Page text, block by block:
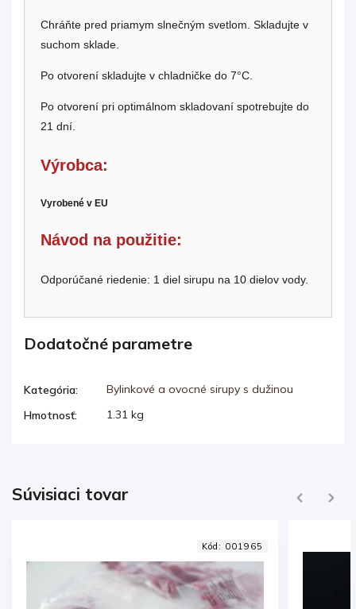
Chráňte pred priamym slnečným svetlom. Skladujte v
suchom sklade.
Po otvorení skladujte v chladničke do 7°C.
Po otvorení pri optimálnom skladovaní spotrebujte do
21 dní.
Výrobca:
Vyrobené v EU
Návod na použitie:
Odporúčané riedenie: 1 diel sirupu na 10 dielov vody.
Dodatočné parametre
Kategória:
Bylinkové a ovocné sirupy s dužinou
Hmotnosť: 1.31 kg
Súvisiaci tovar Previous
Kód:002154
Next